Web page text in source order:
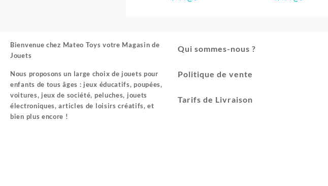
Bienvenue chez Mateo Toys votre Magasin de
Jouets
Nous proposons un large choix de jouets pour
enfants de tous âges : jeux éducatifs, poupées,
voitures, jeux de société, peluches, jouets
électroniques, articles de loisirs créatifs, et
bien plus encore !
Qui sommes-nous ?
Politique de vente
Tarifs de Livraison